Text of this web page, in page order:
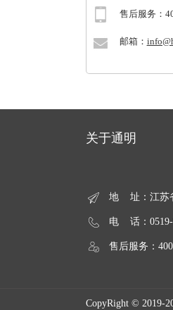
售后服务：
邮箱：
关于通明
地 址：江苏
电 话：0519-
售后服务：
CopyRight © 2019-